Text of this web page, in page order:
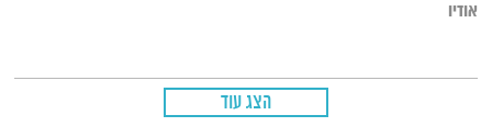
אודיו
הצג עוד